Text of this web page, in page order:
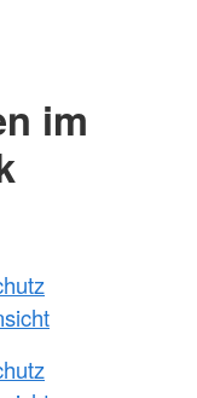
im